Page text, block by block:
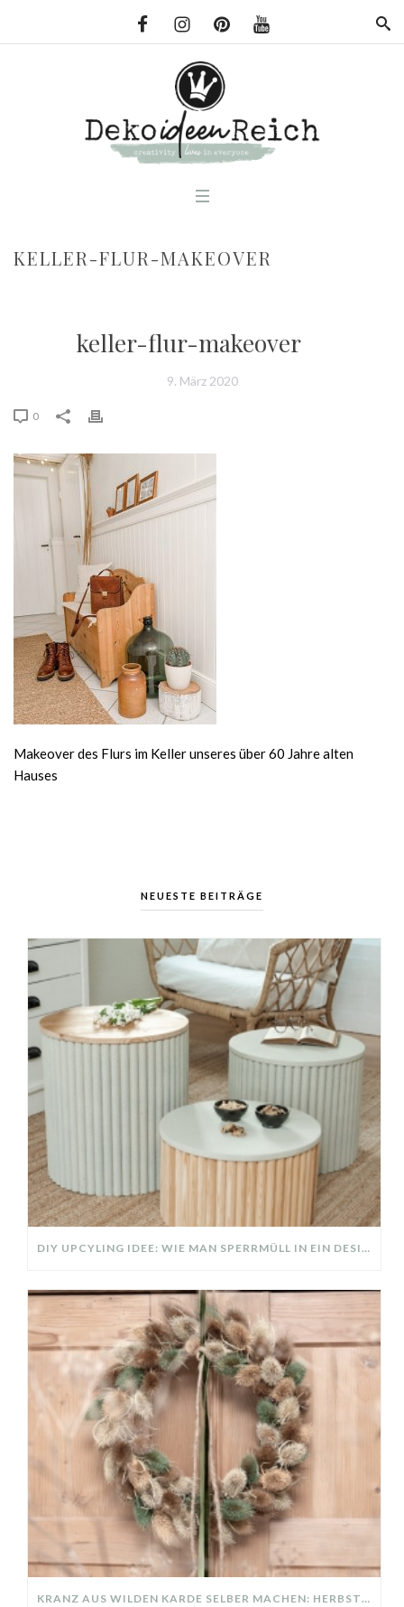
KELLER-FLUR-MAKEOVER
keller-flur-makeover
9. März 2020
0
Makeover des Flurs im Keller unseres über 60 Jahre alten
Hauses
NEUESTE BEITRÄGE
DIY UPCYLING IDEE: WIE MAN SPERRMÜLL IN EIN DESIGNER TEIL VERWANDELT
KRANZ AUS WILDEN KARDE SELBER MACHEN: HERBSTDEKO GANZ EINFACH